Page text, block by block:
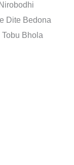
Dite Bedona
Bhola